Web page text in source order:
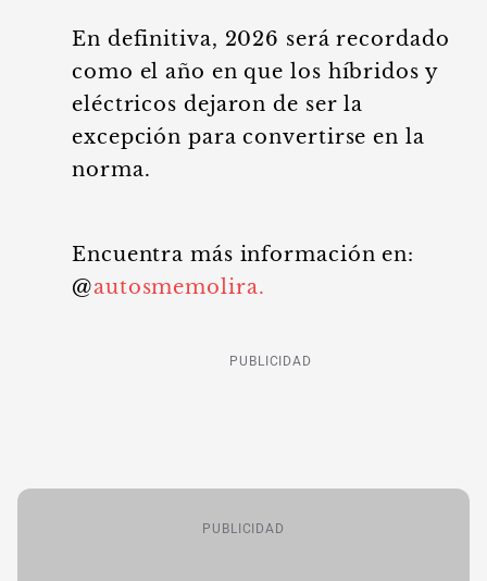
En definitiva, 2026 será recordado
como el año en que los híbridos y
eléctricos dejaron de ser la
excepción para convertirse en la
norma.
Encuentra más información en:
@autosmemolira.
PUBLICIDAD
PUBLICIDAD